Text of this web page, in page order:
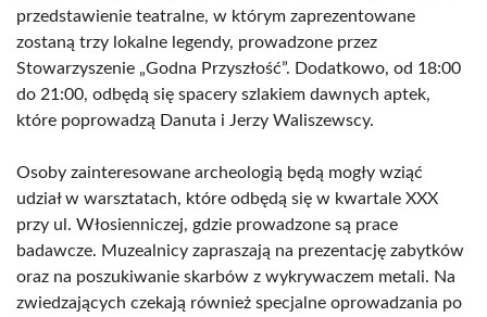
przedstawienie teatralne, w którym zaprezentowane
zostaną trzy lokalne legendy, prowadzone przez
Stowarzyszenie „Godna Przyszłość”. Dodatkowo, od 18:00
do 21:00, odbędą się spacery szlakiem dawnych aptek,
które poprowadzą Danuta i Jerzy Waliszewscy.
Osoby zainteresowane archeologią będą mogły wziąć
udział w warsztatach, które odbędą się w kwartale XXX
przy ul. Włosienniczej, gdzie prowadzone są prace
badawcze. Muzealnicy zapraszają na prezentację zabytków
oraz na poszukiwanie skarbów z wykrywaczem metali. Na
zwiedzających czekają również specjalne oprowadzania po